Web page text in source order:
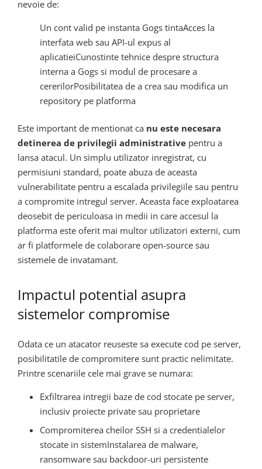
nevoie de:
Un cont valid pe instanta Gogs tintaAcces la
interfata web sau API-ul expus al
aplicatieiCunostinte tehnice despre structura
interna a Gogs si modul de procesare a
cererilorPosibilitatea de a crea sau modifica un
repository pe platforma
Este important de mentionat ca nu este necesara
detinerea de privilegii administrative pentru a
lansa atacul. Un simplu utilizator inregistrat, cu
permisiuni standard, poate abuza de aceasta
vulnerabilitate pentru a escalada privilegiile sau pentru
a compromite intregul server. Aceasta face exploatarea
deosebit de periculoasa in medii in care accesul la
platforma este oferit mai multor utilizatori externi, cum
ar fi platformele de colaborare open-source sau
sistemele de invatamant.
Impactul potential asupra
sistemelor compromise
Odata ce un atacator reuseste sa execute cod pe server,
posibilitatile de compromitere sunt practic nelimitate.
Printre scenariile cele mai grave se numara:
Exfiltrarea intregii baze de cod stocate pe server,
inclusiv proiecte private sau proprietare
Compromiterea cheilor SSH si a credentialelor
stocate in sistemInstalarea de malware,
ransomware sau backdoor-uri persistente